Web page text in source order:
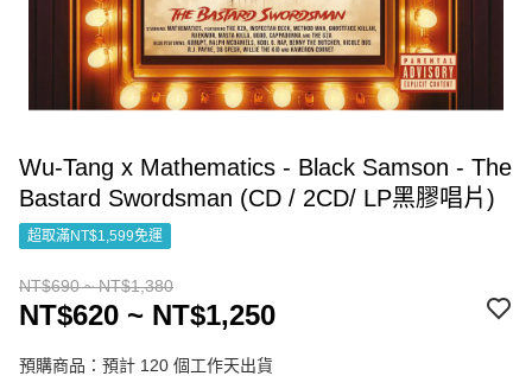
Wu-Tang x Mathematics - Black Samson - The
Bastard Swordsman (CD / 2CD/ LP黑膠唱片)
超取滿NT$1,599免運
NT$690 ~ NT$1,380
NT$620 ~ NT$1,250
預購商品：預計 120 個工作天出貨